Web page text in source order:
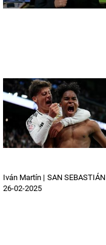
Iván Martín SAN SEBASTIÁN
26-02-2025